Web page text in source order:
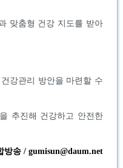
맞춤형 건강 지도를 받아
강관리 방안을 마련할 수
추진해 건강하고 안전한
방송 / gumisun@daum.net